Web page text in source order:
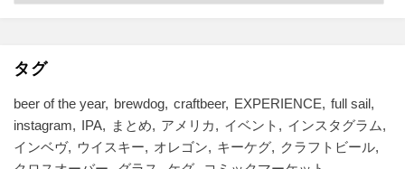
ー
タグ
beer of the year brewdog craftbeer EXPERIENCE
full sail
instagram
IPA まとめ アメリカ イベント
インスタグラム
インベヴ
ウイスキー オレゴン キーケグ
クラフトビール